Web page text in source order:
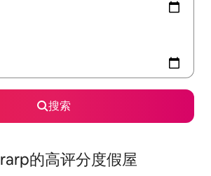
搜索
的高评分度假屋